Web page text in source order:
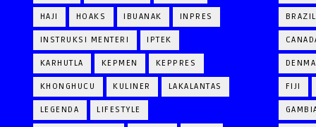
HAJI HOAKS IBUANAK INPRES
INSTRUKSI MENTERI IPTEK
KARHUTLA KEPMEN KEPPRES
KHONGHUCU KULINER LAKALANTAS
LEGENDA LIFESTYLE
BRAZIL
FIJI